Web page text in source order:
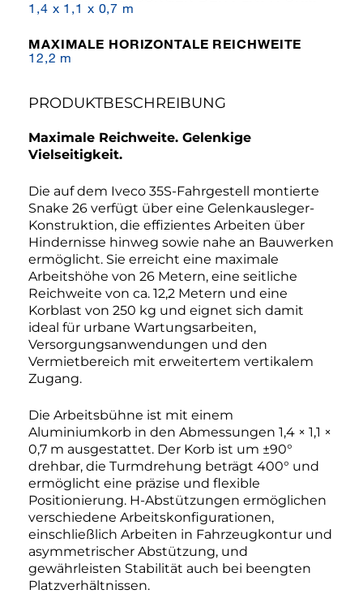
1,4 x 1,1 x 0,7 m
MAXIMALE HORIZONTALE REICHWEITE
12,2 m
PRODUKTBESCHREIBUNG
Maximale Reichweite. Gelenkige
Vielseitigkeit.
Die auf dem Iveco 35S-Fahrgestell montierte
Snake 26 verfügt über eine Gelenkausleger-
Konstruktion, die effizientes Arbeiten über
Hindernisse hinweg sowie nahe an Bauwerken
ermöglicht. Sie erreicht eine maximale
Arbeitshöhe von 26 Metern, eine seitliche
Reichweite von ca. 12,2 Metern und eine
Korblast von 250 kg und eignet sich damit
ideal für urbane Wartungsarbeiten,
Versorgungsanwendungen und den
Vermietbereich mit erweitertem vertikalem
Zugang.
Die Arbeitsbühne ist mit einem
Aluminiumkorb in den Abmessungen 1,4 × 1,1 ×
0,7 m ausgestattet. Der Korb ist um ±90°
drehbar, die Turmdrehung beträgt 400° und
ermöglicht eine präzise und flexible
Positionierung. H-Abstützungen ermöglichen
verschiedene Arbeitskonfigurationen,
einschließlich Arbeiten in Fahrzeugkontur und
asymmetrischer Abstützung, und
gewährleisten Stabilität auch bei beengten
Platzverhältnissen.